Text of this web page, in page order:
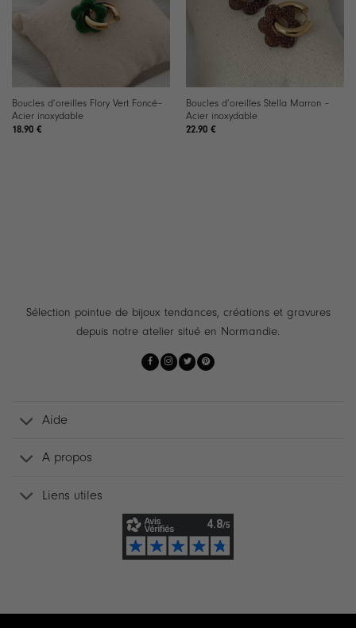
Boucles d’oreilles Flory Vert Foncé–
Acier inoxydable
18.90 €
Boucles d’oreilles Stella Marron –
Acier inoxydable
22.90 €
Sélection pointue de bijoux tendances, créations et gravures
depuis notre atelier situé en Normandie.
Aide
A propos
Liens utiles